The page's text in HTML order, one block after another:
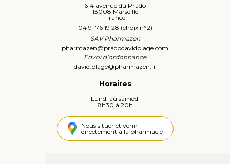
614 avenue du Prado
13008 Marseille
France
04 91 76 19 28 (choix n°2)
SAV Pharmazen
pharmazen@pradodavidplage.com
Envoi d’ordonnance
david.plage@pharmazen.fr
Horaires
Lundi au samedi
8h30 à 20h
Nous situer et venir
directement à la pharmacie